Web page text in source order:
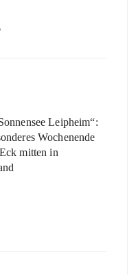
Leipheim“:
Wochenende
mitten in